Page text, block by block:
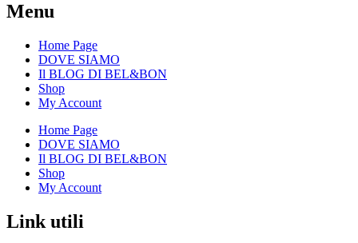
Menu
Home Page
DOVE SIAMO
Il BLOG DI BEL&BON
Shop
My Account
Home Page
DOVE SIAMO
Il BLOG DI BEL&BON
Shop
My Account
Link utili